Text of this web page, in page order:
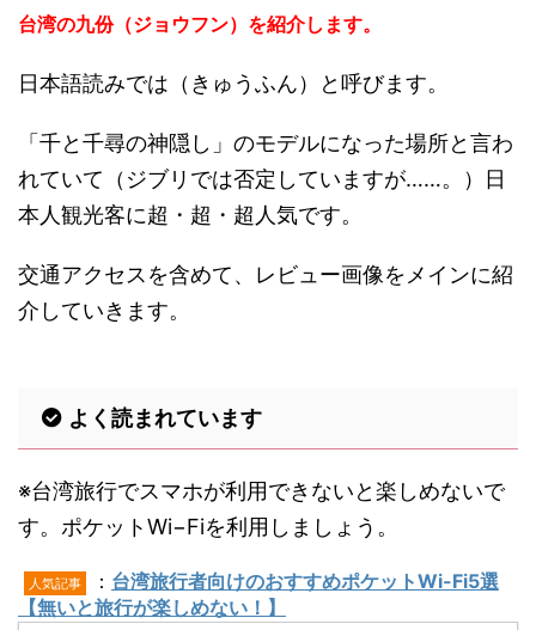
台湾の九份（ジョウフン）を紹介します。
日本語読みでは（きゅうふん）と呼びます。
「千と千尋の神隠し」のモデルになった場所と言わ
れていて（ジブリでは否定していますが……。）日
本人観光客に超・超・超人気です。
交通アクセスを含めて、レビュー画像をメインに紹
介していきます。
よく読まれています
※台湾旅行でスマホが利用できないと楽しめないで
す。ポケットWi−Fiを利用しましょう。
人気記事 ： 台湾旅行者向けのおすすめポケットWi-Fi5選
【無いと旅行が楽しめない！】